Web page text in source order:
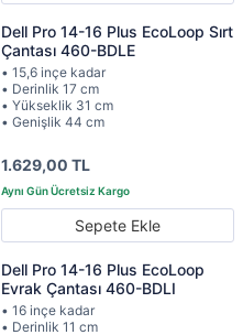
Dell Pro 14-16 Plus EcoLoop Sırt
Çantası 460-BDLE
• 15,6 inçe kadar
• Derinlik 17 cm
• Yükseklik 31 cm
• Genişlik 44 cm
1.629,00 TL
Sepete Ekle
Dell Pro 14-16 Plus EcoLoop
Evrak Çantası 460-BDLI
• 16 inçe kadar
• Derinlik 11 cm